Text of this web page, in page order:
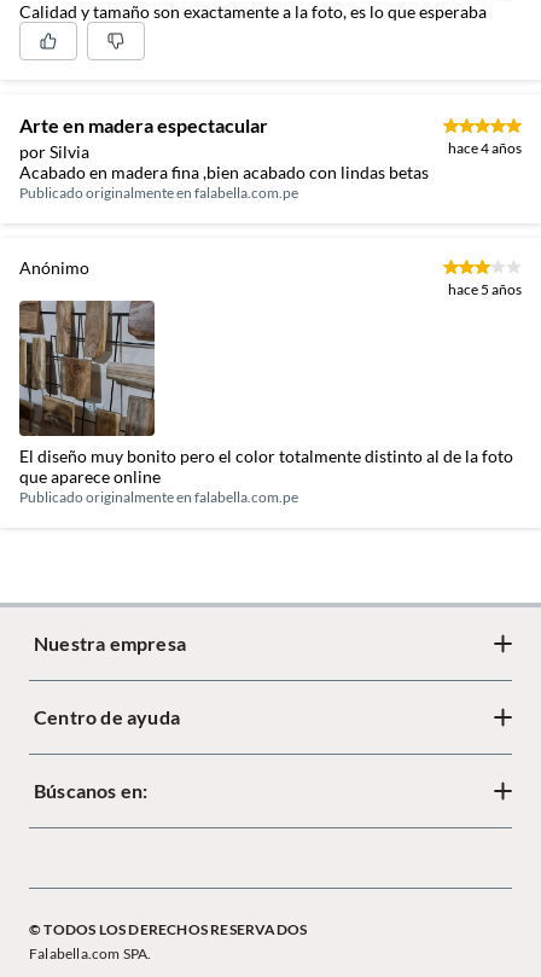
Calidad y tamaño son exactamente a la foto, es lo que esperaba
Arte en madera espectacular
por Silvia hace 4 años
Acabado en madera fina ,bien acabado con lindas betas
Publicado originalmente en falabella.com.pe
Anónimo
hace 5 años
El diseño muy bonito pero el color totalmente distinto al de la foto
que aparece online
Publicado originalmente en falabella.com.pe
Nuestra empresa
Acerca de Crate
Centro de ayuda
Cambios y devoluciones
Política de cookies
Política de privacidad
Búscanos en:
© TODOS LOS DERECHOS RESERVADOS
Falabella.com SPA.